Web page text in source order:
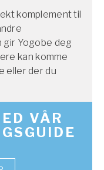
experter
eksperter
komplement til
gir Yogobe deg
kan komme
eller der du
VÅR